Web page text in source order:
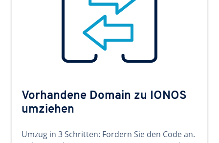
Vorhandene Domain zu IONOS
umziehen
Umzug in 3 Schritten: Fordern Sie den Code an.